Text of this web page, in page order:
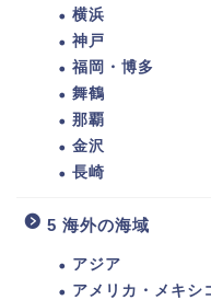
横浜
神戸
福岡・博多
舞鶴
那覇
金沢
長崎
5 海外の海域
アジア
アメリカ・メキシ